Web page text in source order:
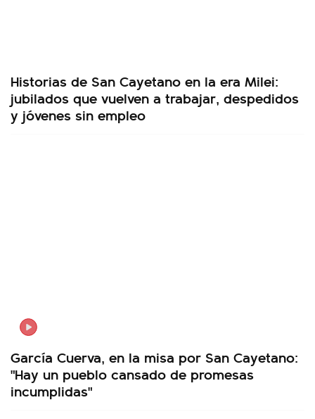
Historias de San Cayetano en la era Milei:
jubilados que vuelven a trabajar, despedidos
y jóvenes sin empleo
García Cuerva, en la misa por San Cayetano:
"Hay un pueblo cansado de promesas
incumplidas"